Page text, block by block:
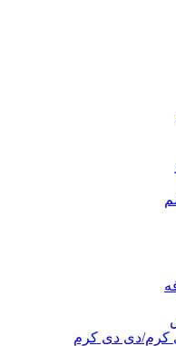
دی دی کرم